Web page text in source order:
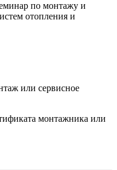
по монтажу и
отопления и
или сервисное
монтажника или